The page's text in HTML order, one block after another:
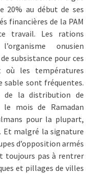
20% au début de ses
financières de la PAM
travail. Les rations
onusien
subsistance pour ces
où les températures
sable sont fréquentes.
de la distribution de
le mois de Ramadan
pour la plupart,
Et malgré la signature
d’opposition armés
toujours pas à rentrer
et pillages de villes